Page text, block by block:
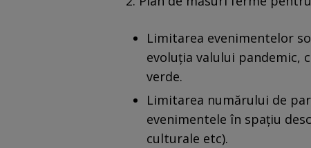
Limitarea evenimentelor
evoluția valului pandemic,
verde.
Limitarea numărului de
evenimentele în spațiu
culturale etc).